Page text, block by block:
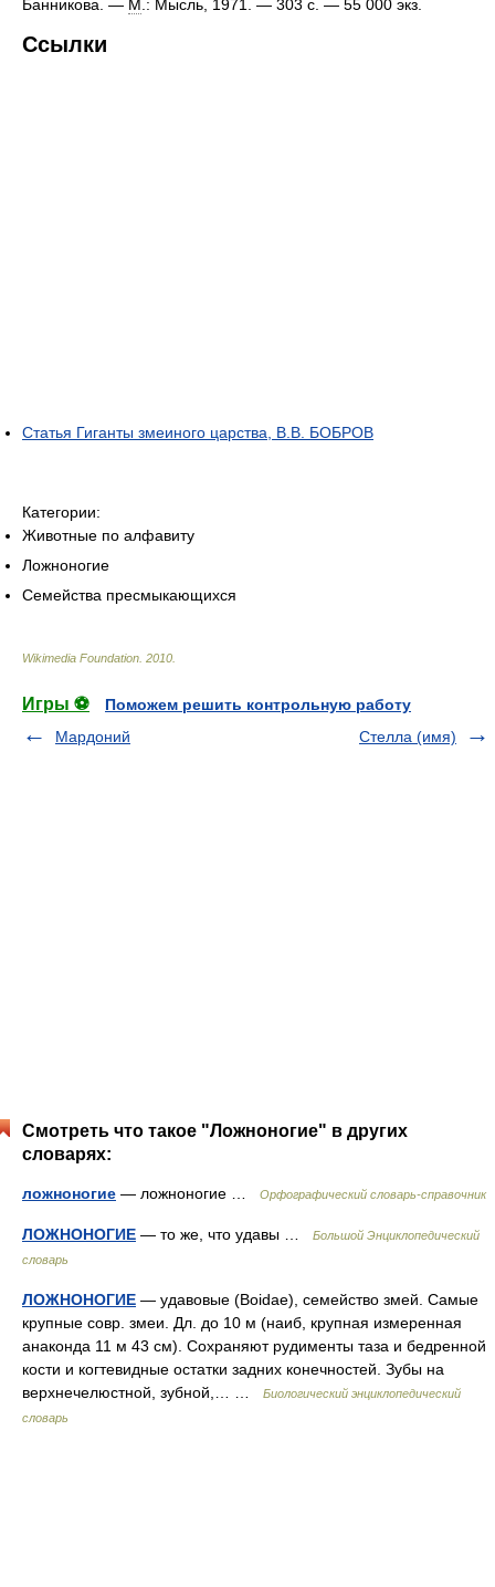
Банникова. — М .: Мысль, 1971. — 303 с. — 55 000 экз.
Ссылки
Статья Гиганты змеиного царства, В.В. БОБРОВ
Категории:
Животные по алфавиту
Ложноногие
Семейства пресмыкающихся
Wikimedia Foundation 2010
Игры ⚽
Поможем решить контрольную работу
Мардоний
Стелла (имя)
Смотреть что такое "Ложноногие" в других
словарях:
ложноногие — ложноногие … Орфографический словарь-справочник
ЛОЖНОНОГИЕ — то же, что удавы …
Большой Энциклопедический
словарь
ЛОЖНОНОГИЕ — удавовые (Boidae), семейство змей. Самые
крупные совр. змеи. Дл. до 10 м (наиб, крупная измеренная
анаконда 11 м 43 см). Сохраняют рудименты таза и бедренной
кости и когтевидные остатки задних конечностей. Зубы на
верхнечелюстной, зубной,… …
Биологический энциклопедический
словарь